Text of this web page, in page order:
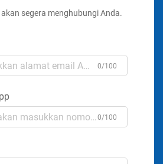
segera menghubungi Anda.
0/100
0/100